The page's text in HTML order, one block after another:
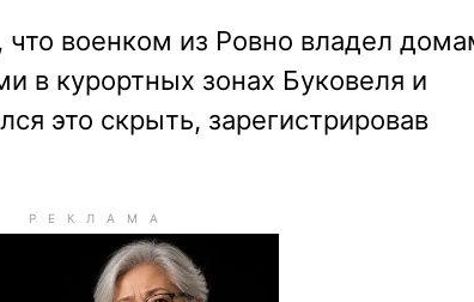
военком из Ровно владел
в курортных зонах Буковеля и
это скрыть, зарегистрировав